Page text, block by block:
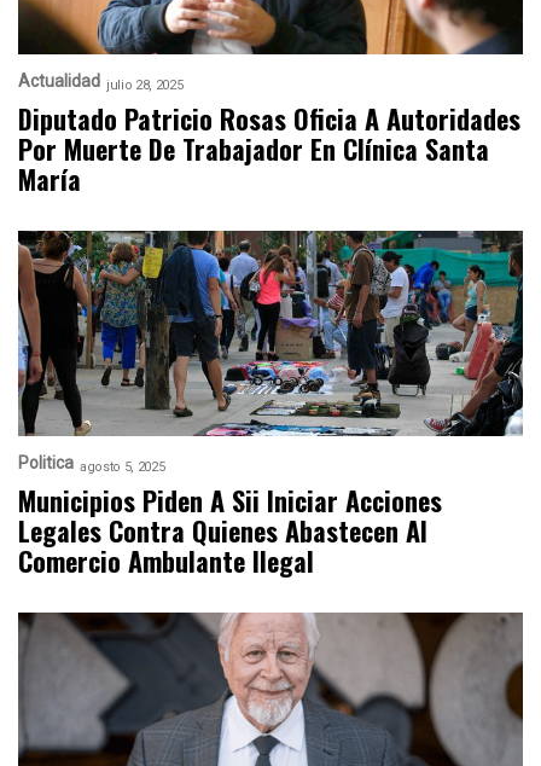
Actualidad julio 28, 2025
Diputado Patricio Rosas Oficia A Autoridades
Por Muerte De Trabajador En Clínica Santa
María
Politica agosto 5, 2025
Municipios Piden A Sii Iniciar Acciones
Legales Contra Quienes Abastecen Al
Comercio Ambulante Ilegal